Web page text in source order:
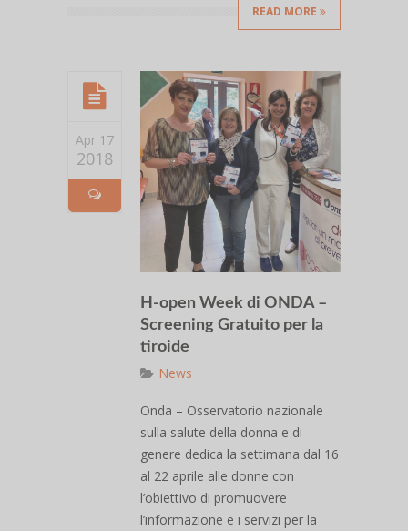
READ MORE
Apr 17
2018
H-open Week di ONDA –
Screening Gratuito per la
tiroide
News
Onda – Osservatorio nazionale
sulla salute della donna e di
genere dedica la settimana dal 16
al 22 aprile alle donne con
l’obiettivo di promuovere
l’informazione e i servizi per la